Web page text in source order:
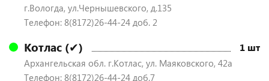
г.Вологда, ул.Чернышевского, д.135
Телефон: 8(8172)26-44-24 доб. 2
Котлас (✔) 1 шт
Архангельская обл. г.Котлас, ул. Маяковского, 42а
Телефон: 8(8172)26-44-24 доб.7